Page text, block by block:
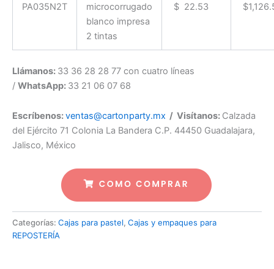
PA035N2T
microcorrugado
blanco impresa
2 tintas
$ 22.53
Llámanos: 33 36 28 28 77 con cuatro líneas
/ WhatsApp: 33 21 06 07 68
Escríbenos:ventas@cartonparty.mx / Visítanos: Calzada
del Ejército 71 Colonia La Bandera C.P. 44450 Guadalajara,
Jalisco, México
Categorías: Cajas para pastel, Cajas y empaques para
REPOSTERÍA